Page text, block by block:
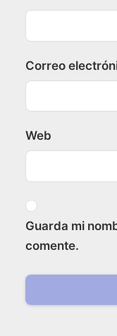
Correo
Web
Guarda mi
comente.